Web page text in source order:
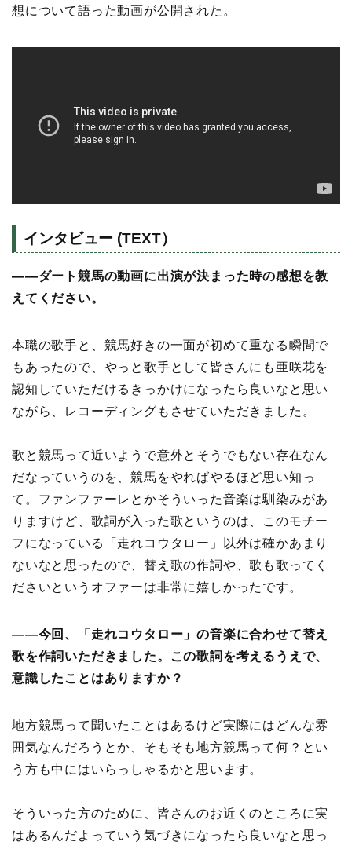
想について語った動画が公開された。
インタビュー (TEXT）
――ダート競馬の動画に出演が決まった時の感想を教
えてください。
本職の歌手と、競馬好きの一面が初めて重なる瞬間で
もあったので、やっと歌手として皆さんにも亜咲花を
認知していただけるきっかけになったら良いなと思い
ながら、レコーディングもさせていただきました。
歌と競馬って近いようで意外とそうでもない存在なん
だなっていうのを、競馬をやればやるほど思い知っ
て。ファンファーレとかそういった音楽は馴染みがあ
りますけど、歌詞が入った歌というのは、このモチー
フになっている「走れコウタロー」以外は確かあまり
ないなと思ったので、替え歌の作詞や、歌も歌ってく
ださいというオファーは非常に嬉しかったです。
――今回、「走れコウタロー」の音楽に合わせて替え
歌を作詞いただきました。この歌詞を考えるうえで、
意識したことはありますか？
地方競馬って聞いたことはあるけど実際にはどんな雰
囲気なんだろうとか、そもそも地方競馬って何？とい
う方も中にはいらっしゃるかと思います。
そういった方のために、皆さんのお近くのところに実
はあるんだよっていう気づきになったら良いなと思っ